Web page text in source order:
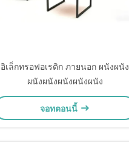
อิเล็กทรอฟอเรติก ภายนอก ผนังผนัง
ผนังผนังผนังผนังผนัง
จอทตอนนี้